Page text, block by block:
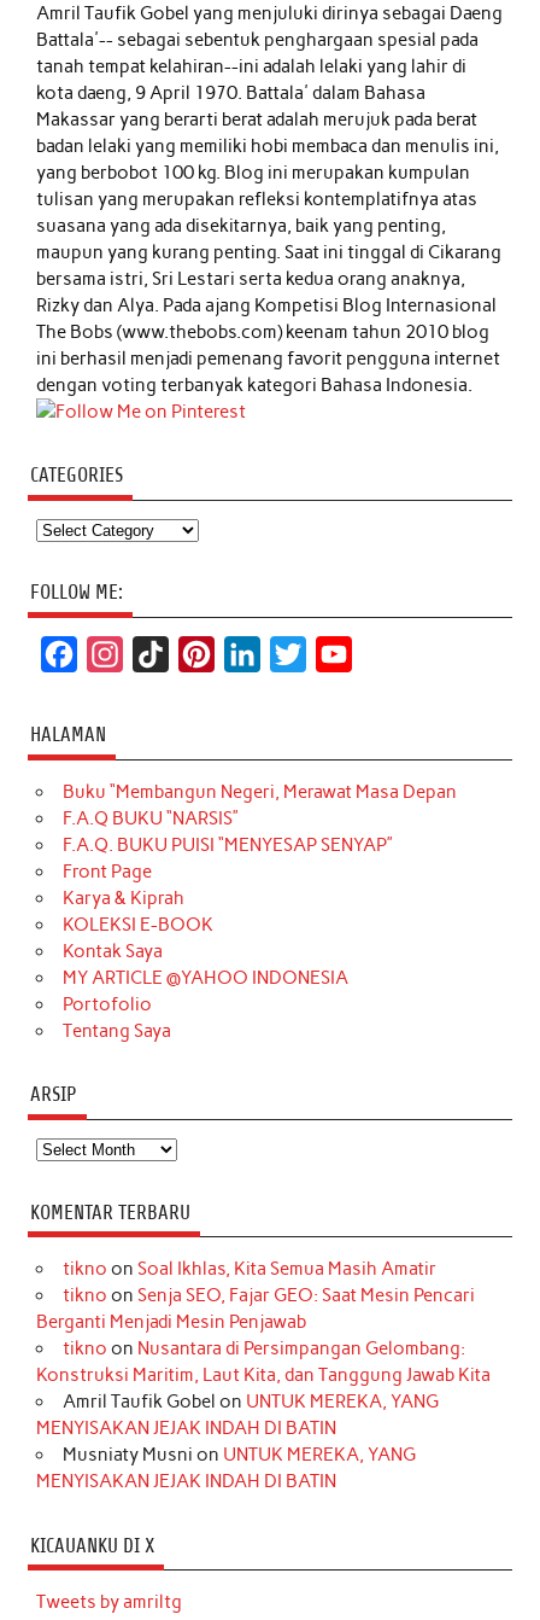
Amril Taufik Gobelyang menjuluki dirinya sebagai Daeng
Battala'-- sebagai sebentuk penghargaan spesial pada
tanah tempat kelahiran--ini adalah lelaki yang lahir di
kota daeng, 9 April 1970. Battala' dalam Bahasa
Makassar yang berarti berat adalah merujuk pada berat
badan lelaki yang memiliki hobi membaca dan menulis ini,
yang berbobot 100 kg. Blog ini merupakan kumpulan
tulisan yang merupakan refleksi kontemplatifnya atas
suasana yang ada disekitarnya, baik yang penting,
maupun yang kurang penting. Saat ini tinggal di Cikarang
bersama istri, Sri Lestari serta kedua orang anaknya,
Rizky dan Alya. Pada ajang Kompetisi Blog Internasional
The Bobs (www.thebobs.com) keenam tahun 2010 blog
ini berhasil menjadi pemenang favorit pengguna internet
dengan voting terbanyak kategori Bahasa Indonesia.
CATEGORIES
Categories
FOLLOW ME:
c
e
b
o
o
k
t
a
g
r
a
m
T
o
k
t
e
r
k
e
d
t
t
e
T
u
b
HALAMAN
Buku “Membangun Negeri, Merawat Masa Depan
F.A.Q BUKU “NARSIS”
F.A.Q. BUKU PUISI “MENYESAP SENYAP”
Front Page
Karya & Kiprah
KOLEKSI E-BOOK
Kontak Saya
MY ARTICLE @YAHOO INDONESIA
Portofolio
Tentang Saya
ARSIP
Arsip
KOMENTAR TERBARU
tikno on Soal Ikhlas, Kita Semua Masih Amatir
tikno on Senja SEO, Fajar GEO: Saat Mesin Pencari
Berganti Menjadi Mesin Penjawab
tikno on Nusantara di Persimpangan Gelombang:
Konstruksi Maritim, Laut Kita, dan Tanggung Jawab Kita
Amril Taufik Gobel on UNTUK MEREKA, YANG
MENYISAKAN JEJAK INDAH DI BATIN
Musniaty Musni on UNTUK MEREKA, YANG
MENYISAKAN JEJAK INDAH DI BATIN
KICAUANKU DI X
Tweets by amriltg